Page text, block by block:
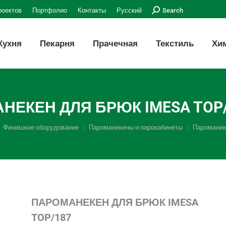
Портфолио Контакты Русский Поиск:Search
Пекарня Прачечная Текстиль
ДЛЯ БРЮК IMESA
Финишное оборудование Пароманекены и парокабинеты
ПАРОМАНЕКЕН ДЛЯ БРЮК IMESA
TOP/187